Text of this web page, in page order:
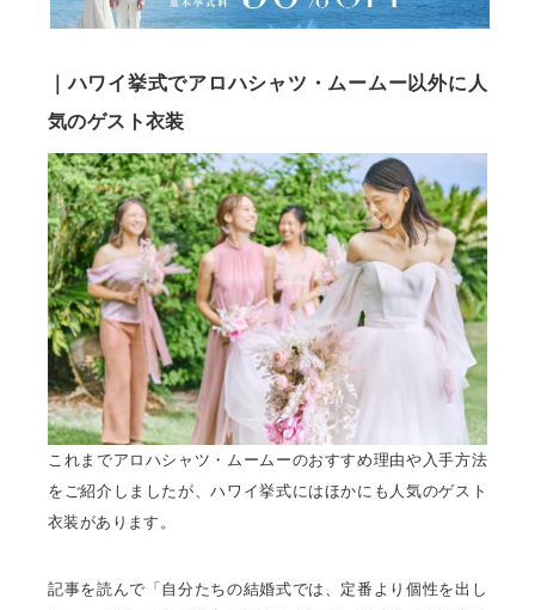
｜ハワイ挙式でアロハシャツ・ムームー以外に人
気のゲスト衣装
これまでアロハシャツ・ムームーのおすすめ理由や入手方法
をご紹介しましたが、ハワイ挙式にはほかにも人気のゲスト
衣装があります。
記事を読んで「自分たちの結婚式では、定番より個性を出し